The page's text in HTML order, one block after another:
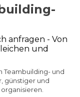
anfragen - Von
und
Teambuilding- und
günstiger und